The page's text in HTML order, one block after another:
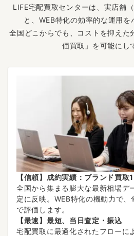
LIFE宅配買取センターは、実店舗
と、WEB特化の効率的な運用を
全国どこからでも、コストを抑えた
価買取」を可能にし
【信頼】成約実績：ブランド買取
全国から集まる膨大な最新相場デ
定に反映。WEB特化の機動力で
で評価します。
【最速】最短、当日査定・振込
宅配買取に最適化されたフローに